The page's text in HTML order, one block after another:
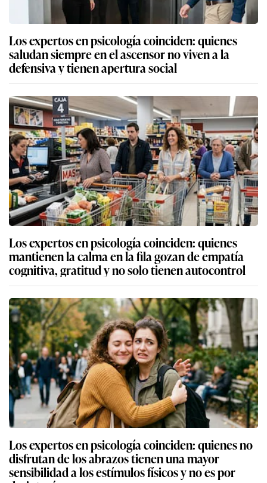
Los expertos en psicología coinciden: quienes
saludan siempre en el ascensor no viven a la
defensiva y tienen apertura social
Los expertos en psicología coinciden: quienes
mantienen la calma en la fila gozan de empatía
cognitiva, gratitud y no solo tienen autocontrol
Los expertos en psicología coinciden: quienes no
disfrutan de los abrazos tienen una mayor
sensibilidad a los estímulos físicos y no es por